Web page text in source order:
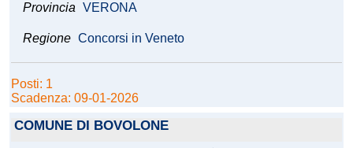
Provincia VERONA
Regione Concorsi in Veneto
Posti: 1
Scadenza: 09-01-2026
COMUNE DI BOVOLONE